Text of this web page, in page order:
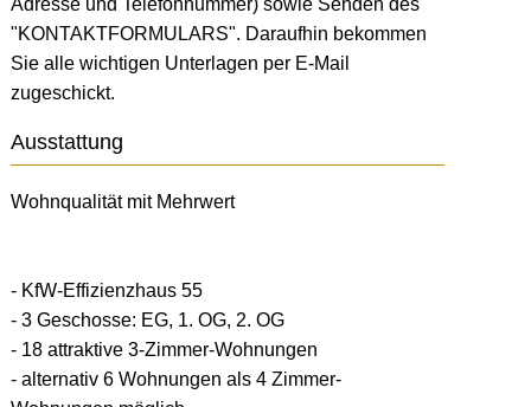
Adresse und Telefonnummer) sowie Senden des
"KONTAKTFORMULARS". Daraufhin bekommen
Sie alle wichtigen Unterlagen per E-Mail
zugeschickt.
Ausstattung
Wohnqualität mit Mehrwert
- KfW-Effizienzhaus 55
- 3 Geschosse: EG, 1. OG, 2. OG
- 18 attraktive 3-Zimmer-Wohnungen
- alternativ 6 Wohnungen als 4 Zimmer-